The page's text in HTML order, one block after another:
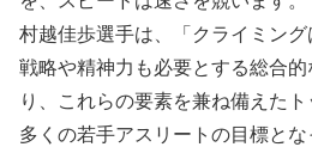
村越佳歩選手は、「クライミング
戦略や精神力も必要とする総合
り、これらの要素を兼ね備えたト
多くの若手アスリートの目標とな